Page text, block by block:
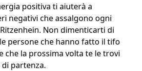
positiva ti aiuterà a
negativi che assalgono ogni
Non dimenticarti di
persone che hanno fatto il tifo
che la prossima volta te le trovi
partenza.